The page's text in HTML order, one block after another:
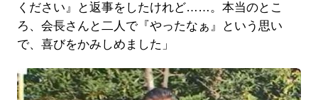
ください』と返事をしたけれど……。本当のとこ
ろ、会長さんと二人で『やったなぁ』という思い
で、喜びをかみしめました」